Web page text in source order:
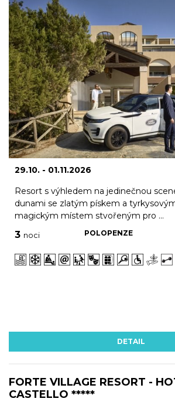
29.10. - 01.11.2026
Resort s výhledem na jedinečnou
dunami se zlatým pískem a
magickým místem stvořeným pro ...
3 noci POLOPENZE
DETAIL
FORTE VILLAGE RESORT -
CASTELLO *****